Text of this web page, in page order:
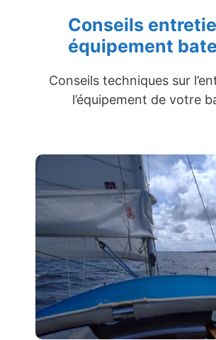
Conseils
équipement
Conseils techniques sur
l’équipement de votre